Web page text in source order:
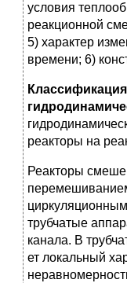
условия
реакционной
5) характер
времени; 6)
реакторы на
Реакторы
трубчатые
канала. В
ет локальный